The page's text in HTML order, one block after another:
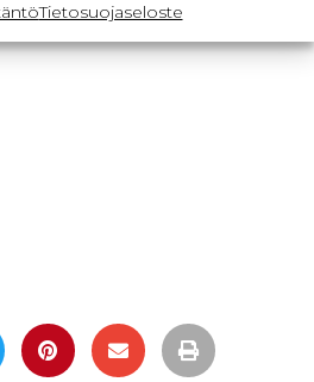
Tietosuojaseloste